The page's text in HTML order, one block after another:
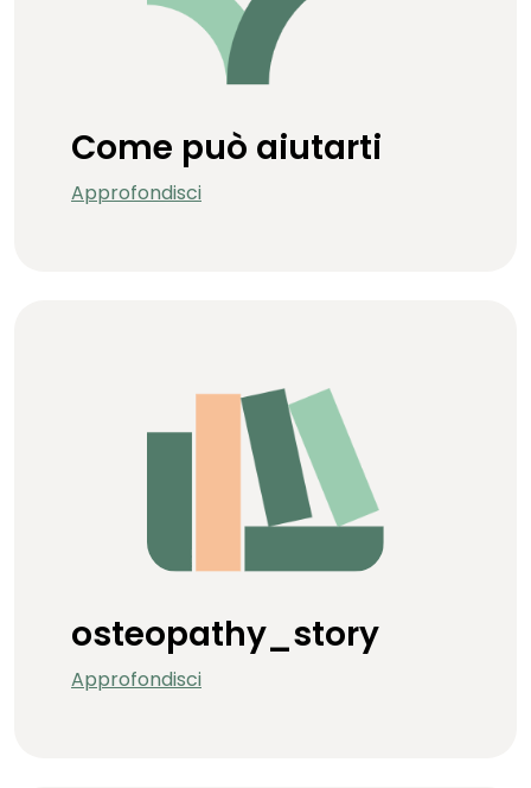
Come può aiutarti
Approfondisci
osteopathy_story
Approfondisci